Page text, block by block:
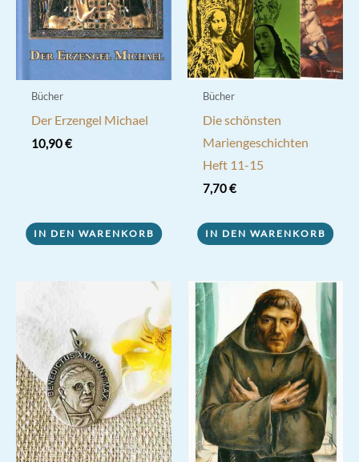
Bücher
Der Erzengel Michael
10,90€
IN DEN WARENKORB
Bücher
Die schönsten
Mariengeschichten
Heft 11-15
7,70€
IN DEN WARENKORB